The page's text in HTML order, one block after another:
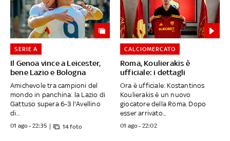
Il Genoa vince a Leicester,
bene Lazio e Bologna
SERIE A
Amichevole tra campioni del
mondo in panchina: la Lazio di
Gattuso supera 6-3 l'Avellino
di...
01 ago - 22:35 14 foto
Roma, Koulierakis è
ufficiale: i dettagli
CALCIOMERCATO
Ora è ufficiale: Kostantinos
Koulierakis è un nuovo
giocatore della Roma. Dopo
esser arrivato...
01 ago - 22:02